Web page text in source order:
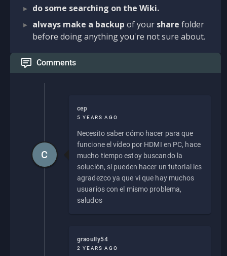
do some searching on the Wiki.
always make a backup of your share folder
before doing anything you're not sure about.
Comments
cep
5 YEARS AGO
Necesito saber cómo hacer para que
funcione el vídeo por HDMI en PC, hace
mucho tiempo estoy buscando la
solución, si pueden hacer un tutorial les
agradezco ya que vi que hay muchos
usuarios con el mismo problema,
saludos
C
graoully54
2 YEARS AGO